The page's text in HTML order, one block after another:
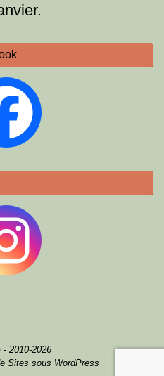
- 2010-2026
Sites sous WordPress